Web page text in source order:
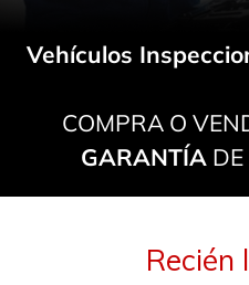
Vehículos
COMPRA O
GARANTÍA
Recién